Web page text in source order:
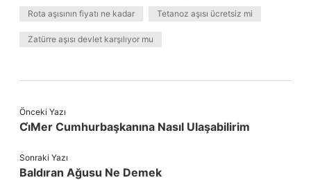
Rota aşısının fiyatı ne kadar Tetanoz aşısı ücretsiz mi
Zatürre aşısı devlet karşılıyor mu
Önceki Yazı
Ci̇Mer Cumhurbaşkanına Nasıl Ulaşabilirim
Sonraki Yazı
Baldıran Ağusu Ne Demek